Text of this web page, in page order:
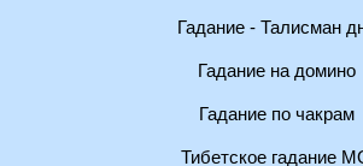
Гадание - Талисман
Гадание на домино
Гадание по чакрам
Тибетское гадание